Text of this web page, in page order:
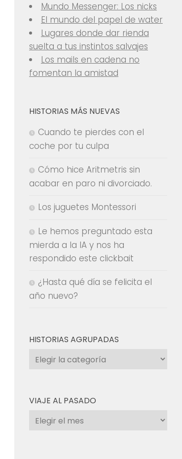
Mundo Messenger: Los nicks
El mundo del papel de water
Lugares donde dar rienda
suelta a tus instintos salvajes
Los mails en cadena no
fomentan la amistad
HISTORIAS MÁS NUEVAS
Cuando te pierdes con el
coche por tu culpa
Cómo hice Aritmetris sin
acabar en paro ni divorciado.
Los juguetes Montessori
Le hemos preguntado esta
mierda a la IA y nos ha
respondido este clickbait
¿Hasta qué día se felicita el
año nuevo?
HISTORIAS AGRUPADAS
Historias
agrupadas
VIAJE AL PASADO
Viaje